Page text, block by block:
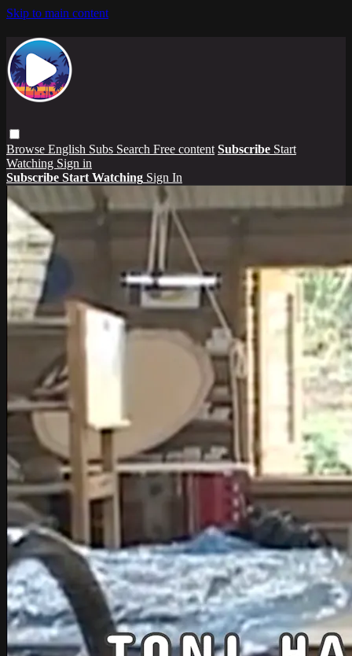
Skip to main content
Browse English Subs Search Free content Subscribe Start
Watching Sign in
Subscribe Start Watching Sign In